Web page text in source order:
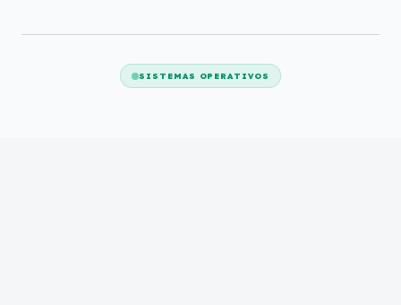
SISTEMAS OPERATIVOS